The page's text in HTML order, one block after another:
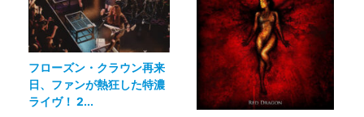
フローズン・クラウン再来
日、ファンが熱狂した特濃
ライヴ！ 2...